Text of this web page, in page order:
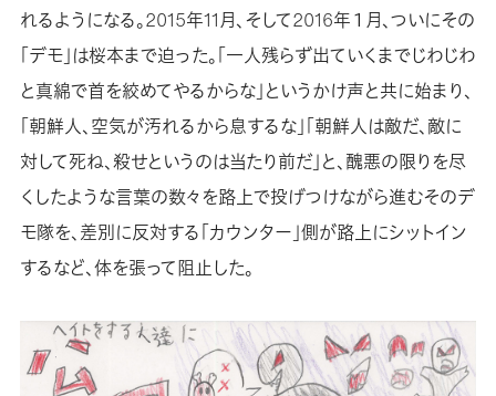
れるようになる。2015年11月、そして2016年１月、ついにその
「デモ」は桜本まで迫った。「一人残らず出ていくまでじわじわ
と真綿で首を絞めてやるからな」というかけ声と共に始まり、
「朝鮮人、空気が汚れるから息するな」「朝鮮人は敵だ、敵に
対して死ね、殺せというのは当たり前だ」と、醜悪の限りを尽
くしたような言葉の数々を路上で投げつけながら進むそのデ
モ隊を、差別に反対する「カウンター」側が路上にシットイン
するなど、体を張って阻止した。